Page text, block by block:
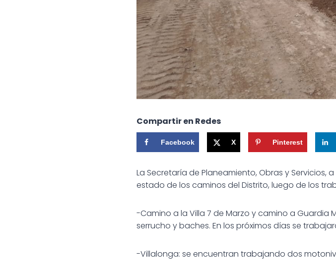
Compartir en Redes
Facebook X Pinterest
La Secretaría de Planeamiento, Obras y Servicios,
estado de los caminos del Distrito, luego de los
-Camino a la Villa 7 de Marzo y camino a Guardia
serrucho y baches. En los próximos días se
-Villalonga: se encuentran trabajando dos